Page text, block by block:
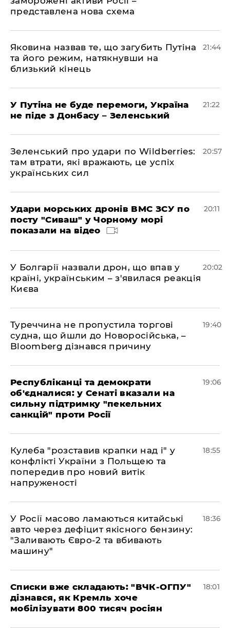
представлена ​​нова схема
Яковина назвав те, що загубить Путіна
та його режим, натякнувши на
близький кінець
21:44
У Путіна не буде перемоги, Україна
не піде з Донбасу – Зеленський
21:22
Зеленський про удари по Wildberries:
там втрати, які вражають, це успіх
українських сил
20:57
Удари морських дронів ВМС ЗСУ по
посту "Сиваш" у Чорному морі
показали на відео
20:11
У Болгарії назвали дрон, що впав у
країні, українським – з'явилася реакція
Києва
20:02
Туреччина не пропустила торгові
судна, що йшли до Новоросійська, –
Bloomberg дізнався причину
19:40
Республіканці та демократи
об'єдналися: у Сенаті вказали на
сильну підтримку "пекельних
санкцій" проти Росії
19:06
Кулеба "розставив крапки над і" у
конфлікті України з Польщею та
попередив про новий витік
напруженості
18:55
У Росії масово ламаються китайські
авто через дефіцит якісного бензину:
"Заливають Євро-2 та вбивають
машину"
18:36
Списки вже складають: "ВЧК-ОГПУ"
дізнався, як Кремль хоче
мобілізувати 800 тисяч росіян
18:01